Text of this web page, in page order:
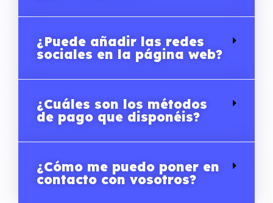
¿Puede añadir las redes
sociales en la página web?
¿Cuáles son los métodos
de pago que disponéis?
¿Cómo me puedo poner en
contacto con vosotros?